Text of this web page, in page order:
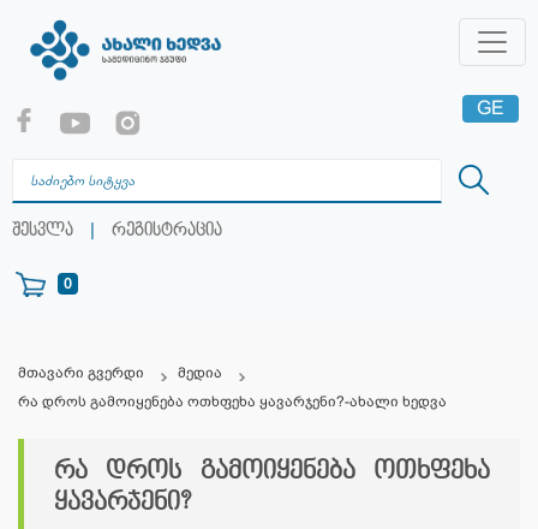
შესვლა | რეგისტრაცია
0
GE
RU
მთავარი გვერდი
მედია
რა დროს გამოიყენება ოთხფეხა ყავარჯენი?-ახალი ხედვა
რა დროს გამოიყენება ოთხფეხა
ყავარჯენი?